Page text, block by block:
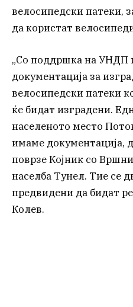
велосипедски патеки,
да користат
„Со поддршка на УНДП
документација за
велосипедски патеки
ќе бидат изградени.
населеното место
имаме документација,
поврзе Којник со
населба Тунел. Тие се
предвидени да бидат
Колев.